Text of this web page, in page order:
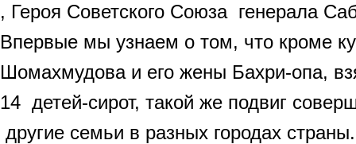
, Героя Советского Союза генерала
Впервые мы узнаем о том, что кроме
Шомахмудова и его жены Бахри-опа,
14 детей-сирот, такой же подвиг
другие семьи в разных городах